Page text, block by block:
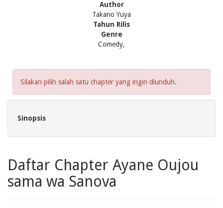
Author
Takano Yuya
Tahun Rilis
Genre
Comedy,
Silakan pilih salah satu chapter yang ingin diunduh.
Sinopsis
Daftar Chapter Ayane Oujou
sama wa Sanova